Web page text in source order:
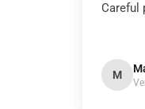
Careful
M